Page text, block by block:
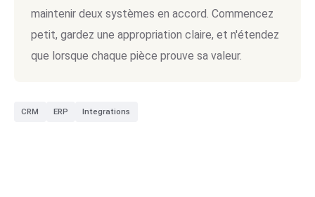
maintenir deux systèmes en accord. Commencez
petit, gardez une appropriation claire, et n'étendez
que lorsque chaque pièce prouve sa valeur.
CRM ERP Integrations